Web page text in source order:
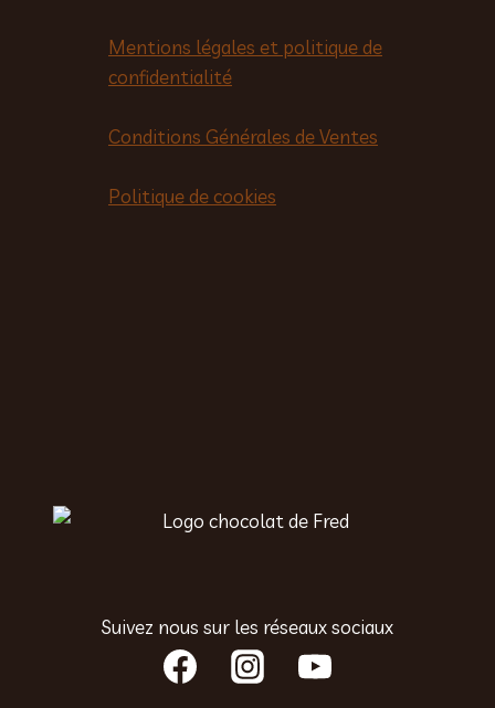
Mentions légales et politique de
confidentialité
Conditions Générales de Ventes
Politique de cookies
Suivez nous sur les réseaux sociaux